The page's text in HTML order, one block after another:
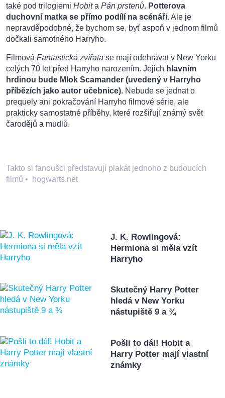
také pod trilogiemi Hobita Pán prstenů. Potterova
duchovní matka se přímo podílí na scénáři.Ale je
nepravděpodobné, že bychom se, byť aspoň v jednom filmů
dočkali samotného Harryho.
Filmová Fantastická zvířata se mají odehrávat v New Yorku
celých 70 let před Harryho narozením. Jejich hlavním
hrdinou bude Mlok Scamander (uvedený v Harryho
příbězích jako autor učebnice). Nebude se jednat o
prequely ani pokračování Harryho filmové série, ale
prakticky samostatné příběhy, které rozšiřují známý svět
čarodějů a mudlů.
Takto si fanoušci představují plakát jednoho z budoucích
filmů • hogwarts.net
J. K. Rowlingová:
Hermiona si měla vzít
Harryho
Skutečný Harry Potter
hledá v New Yorku
nástupiště 9 a ¾
Pošli to dál! Hobit a
Harry Potter mají vlastní
známky